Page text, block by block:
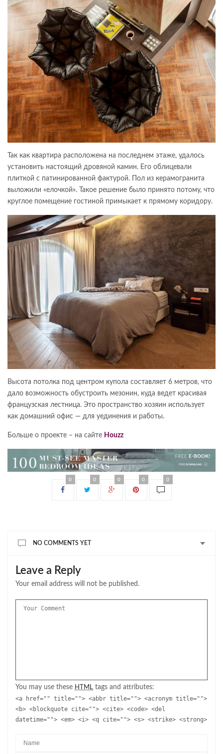
Так как квартира расположена на последнем этаже, удалось
установить настоящий дровяной камин. Его облицевали
плиткой с патинированной фактурой. Пол из керамогранита
выложили «елочкой». Такое решение было принято потому, что
круглое помещение гостиной примыкает к прямому коридору.
Высота потолка под центром купола составляет 6 метров, что
дало возможность обустроить мезонин, куда ведет красивая
французская лестница. Это пространство хозяин использует
как домашний офис — для уединения и работы.
Больше о проекте – на сайте Houzz
0 0 0 0 0
NO COMMENTS YET
Leave a Reply
Your email address will not be published.
You may use these HTML tags and attributes:
<a href="" title=""> <abbr title=""> <acronym title="">
<b> <blockquote cite=""> <cite> <code> <del
datetime=""> <em> <i> <q cite=""> <s> <strike> <strong>